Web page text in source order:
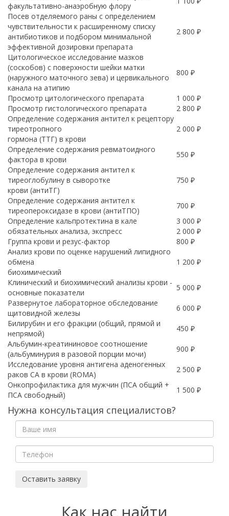
факультативно-анаэробную флору
Посев отделяемого раны с определением
чувствительности к расширенному списку
антибиотиков и подбором минимальной
эффективной дозировки препарата
2 800 ₽
Цитологическое исследование мазков
(соскобов) с поверхности шейки матки
(наружного маточного зева) и цервикального
канала на атипию
800 ₽
Просмотр цитологического препарата
1 000 ₽
Просмотр гистологического препарата
2 800 ₽
Определение содержания антител к рецептору
тиреотропного
гормона (ТТГ) в крови
2 000 ₽
Определение содержания ревматоидного
фактора в крови
550 ₽
Определение содержания антител к
тиреоглобулину в сыворотке
крови (антиТГ)
750 ₽
Определение содержания антител к
тиреопероксидазе в крови (антиТПО)
700 ₽
Определение кальпротектина в кале
3 000 ₽
обязательных анализа, экспресс
2 000 ₽
Группа крови и резус-фактор
800 ₽
Анализ крови по оценке нарушений липидного
обмена
биохимический
1 200 ₽
Клинический и биохимический анализы крови -
основные показатели
5 000 ₽
Развернутое лабораторное обследование
щитовидной железы
6 000 ₽
Билирубин и его фракции (общий, прямой и
непрямой)
450 ₽
Альбумин-креатининовое соотношение
(альбуминурия в разовой порции мочи)
900 ₽
Исследование уровня антигена аденогенных
раков CA в крови (ROMA)
2 500 ₽
Онкопрофилактика для мужчин (ПСА общий +
ПСА свободный)
1 500 ₽
Нужна консультация специалистов?
Оставить заявку
Как нас найти